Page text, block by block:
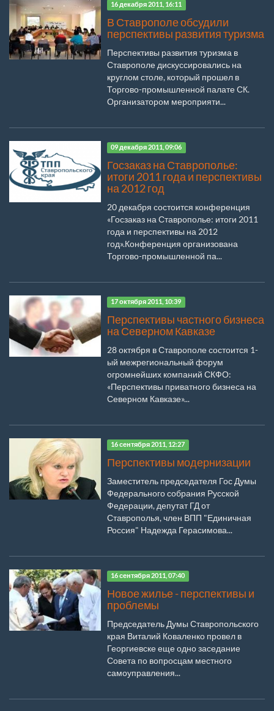
16 декабря 2011, 16:11
В Ставрополе обсудили
перспективы развития туризма
Перспективы развития туризма в
Ставрополе дискуссировались на
круглом столе, который прошел в
Торгово-промышленной палате СК.
Организатором мероприяти...
09 декабря 2011, 09:06
Госзаказ на Ставрополье:
итоги 2011 года и перспективы
на 2012 год
20 декабря состоится конференция
«Госзаказ на Ставрополье: итоги 2011
года и перспективы на 2012
год».Конференция организована
Торгово-промышленной па...
17 октября 2011, 10:39
Перспективы частного бизнеса
на Северном Кавказе
28 октября в Ставрополе состоится 1-
ый межрегиональный форум
огромнейших компаний СКФО:
«Перспективы приватного бизнеса на
Северном Кавказе»...
16 сентября 2011, 12:27
Перспективы модернизации
Заместитель председателя Гос Думы
Федерального собрания Русской
Федерации, депутат ГД от
Ставрополья, член ВПП "Единичная
Россия" Надежда Герасимова...
16 сентября 2011, 07:40
Новое жилье - перспективы и
проблемы
Председатель Думы Ставропольского
края Виталий Коваленко провел в
Георгиевске еще одно заседание
Совета по вопросцам местного
самоуправления...